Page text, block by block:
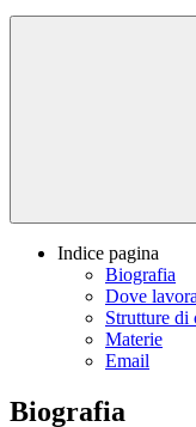
Indice pagina
Biografia
Dove lavora
Strutture di
Materie
Email
Biografia